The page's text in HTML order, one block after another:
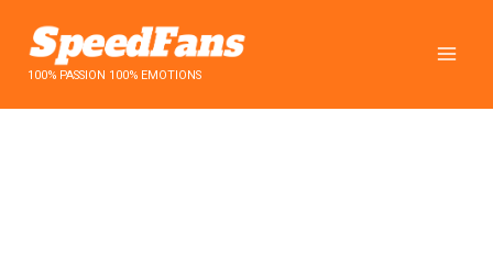
contenu100% PASSION 100% EMOTIONS